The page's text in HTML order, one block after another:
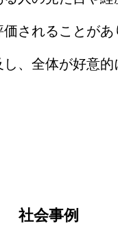
されることが
、全体が好意
社会事例